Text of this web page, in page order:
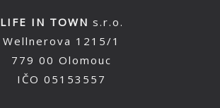
LIFE IN TOWN s.r.o.
Wellnerova 1215/1
779 00 Olomouc
IČO 05153557